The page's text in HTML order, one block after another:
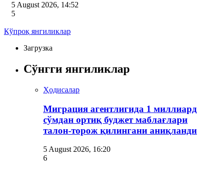
5 August 2026, 14:52
5
Кўпроқ янгиликлар
Загрузка
Сўнгги янгиликлар
Ҳодисалар
Миграция агентлигида 1 миллиард
сўмдан ортиқ буджет маблағлари
талон-торож қилингани аниқланди
5 August 2026, 16:20
6